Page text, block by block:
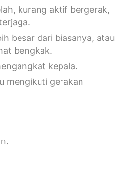
kurang aktif bergerak,
besar dari biasanya, atau
bengkak.
kepala.
mengikuti gerakan